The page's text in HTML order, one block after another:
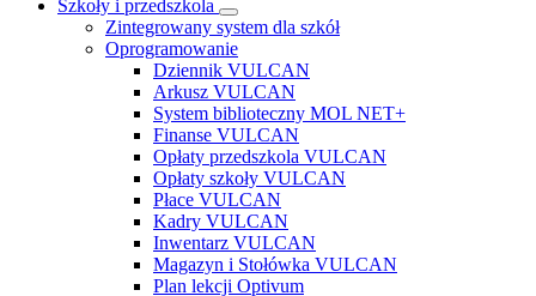
Szkoły i przedszkola
Zintegrowany system dla szkół
Oprogramowanie
Dziennik VULCAN
Arkusz VULCAN
System biblioteczny MOL NET+
Finanse VULCAN
Opłaty przedszkola VULCAN
Opłaty szkoły VULCAN
Płace VULCAN
Kadry VULCAN
Inwentarz VULCAN
Magazyn i Stołówka VULCAN
Plan lekcji Optivum